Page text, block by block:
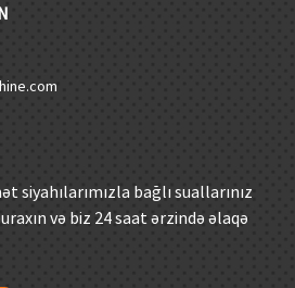
siyahılarımızla bağlı suallarınız
və biz 24 saat ərzində əlaqə